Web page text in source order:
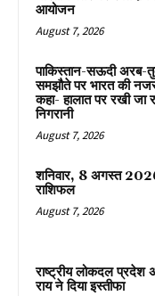
आयोजन
August 7, 2026
पाकिस्तान-सऊदी अरब-
समझौते पर भारत की
कहा- हालात पर रखी जा
निगरानी
August 7, 2026
शनिवार, 8 अगस्त
राशिफल
August 7, 2026
राष्ट्रीय लोकदल प्रदेश
राय ने दिया इस्तीफा